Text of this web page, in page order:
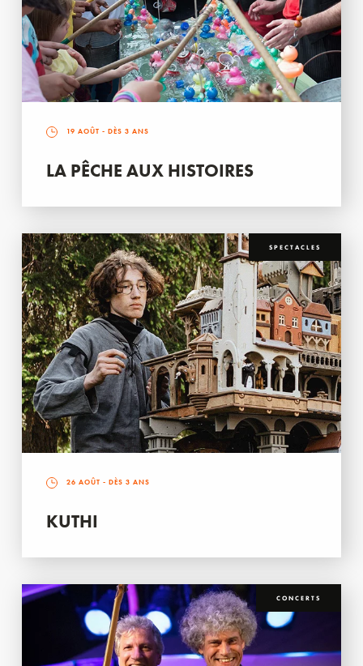
19 AOÛT - DÈS 3 ANS
LA PÊCHE AUX HISTOIRES
SPECTACLES
26 AOÛT - DÈS 3 ANS
KUTHI
CONCERTS